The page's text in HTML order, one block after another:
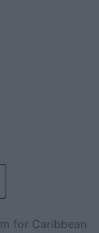
for Caribbean